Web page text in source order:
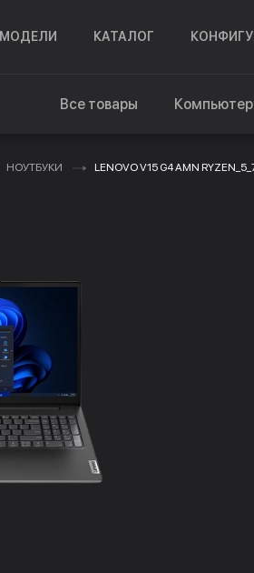
МОДЕЛИ КАТАЛОГ
Все товары
НОУТБУКИ LENOVO V15 G4 AMN